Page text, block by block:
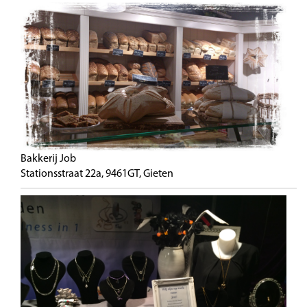
Bakkerij Job
Stationsstraat 22a, 9461GT, Gieten